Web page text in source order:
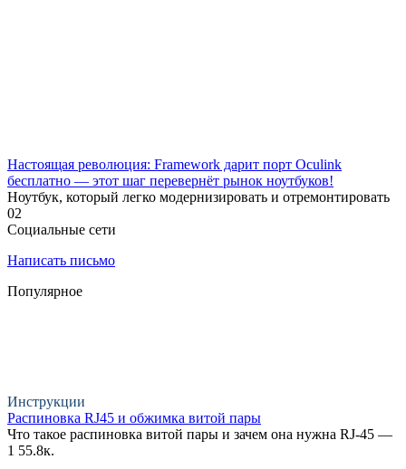
Настоящая революция: Framework дарит порт Oculink
бесплатно — этот шаг перевернёт рынок ноутбуков!
Ноутбук, который легко модернизировать и отремонтировать
02
Социальные сети
Написать письмо
Популярное
Инструкции
Распиновка RJ45 и обжимка витой пары
Что такое распиновка витой пары и зачем она нужна RJ-45 —
1 55.8к.